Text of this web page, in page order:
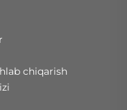
chiqarish